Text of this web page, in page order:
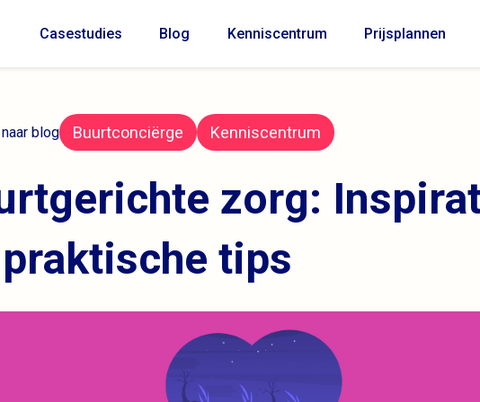
Casestudies Blog Kenniscentrum Prijsplannen
blog Buurtconciërge Kenniscentrum
zorg:
tips